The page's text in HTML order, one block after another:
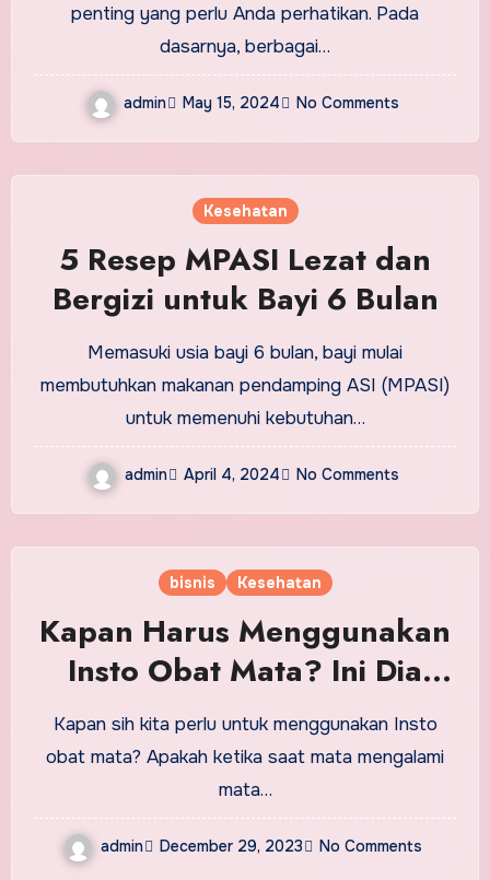
penting yang perlu Anda perhatikan. Pada
dasarnya, berbagai…
admin May 15, 2024 No Comments
Kesehatan
5 Resep MPASI Lezat dan
Bergizi untuk Bayi 6 Bulan
Memasuki usia bayi 6 bulan, bayi mulai
membutuhkan makanan pendamping ASI (MPASI)
untuk memenuhi kebutuhan…
admin April 4, 2024 No Comments
bisnis Kesehatan
Kapan Harus Menggunakan
Insto Obat Mata? Ini Dia
Jawabannya!
Kapan sih kita perlu untuk menggunakan Insto
obat mata? Apakah ketika saat mata mengalami
mata…
admin December 29, 2023 No Comments